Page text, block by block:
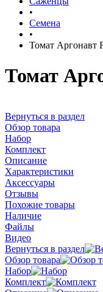
•
Семена
•
Томат Аргонавт
Томат
Вернуться в раздел
Обзор товара
Набор
Комплект
Описание
Характеристики
Аксессуары
Отзывы
Похожие товары
Наличие
Файлы
Видео
Вернуться в раздел
Обзор товара
Набор
Комплект